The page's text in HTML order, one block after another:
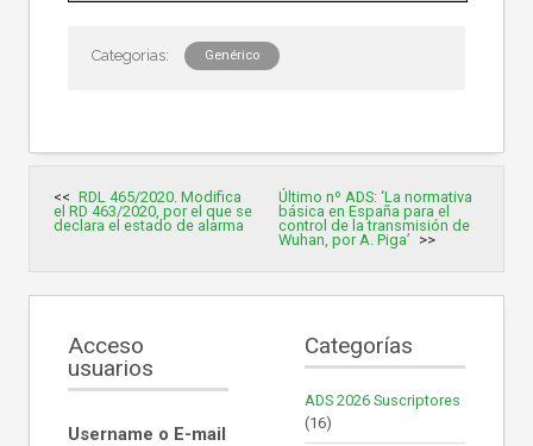
Genérico
de
entradas
RDL 465/2020. Modifica
el RD 463/2020, por el que se
declara el estado de alarma
Último nº ADS: ‘La normativa
básica en España para el
control de la transmisión de
Wuhan, por A. Piga’
Acceso
usuarios
Username o E-mail
Categorías
ADS 2026 Suscriptores
(16)